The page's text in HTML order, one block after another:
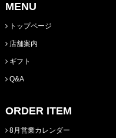
MENU
トップページ
店舗案内
ギフト
Q&A
ORDER ITEM
8月営業カレンダー